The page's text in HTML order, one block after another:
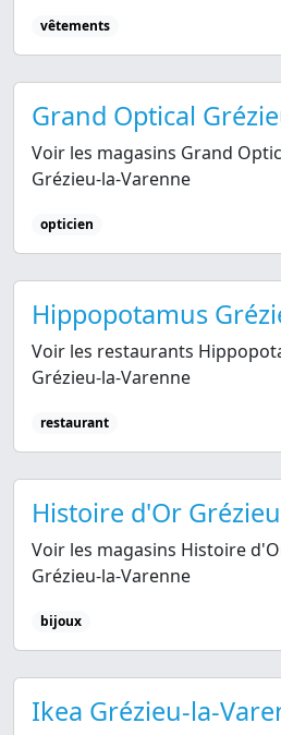
vêtements
Grand Optical
Voir les magasins Grand
Grézieu-la-Varenne
opticien
Hippopotamus
Voir les restaurants
Grézieu-la-Varenne
restaurant
Histoire d'Or
Voir les magasins Histoire
Grézieu-la-Varenne
bijoux
Ikea Grézieu-la-